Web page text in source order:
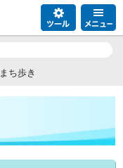
まち歩き